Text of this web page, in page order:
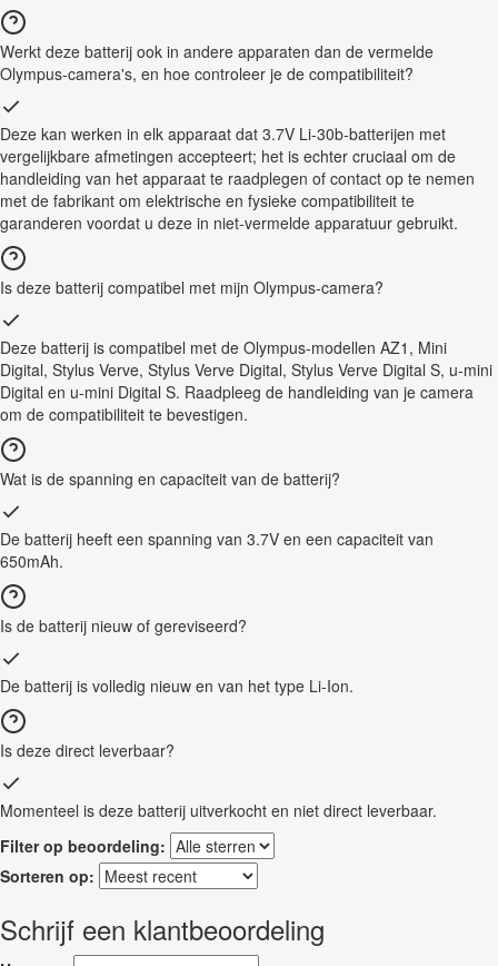
Werkt deze batterij ook in andere apparaten dan de vermelde
Olympus-camera's, en hoe controleer je de compatibiliteit?
Deze kan werken in elk apparaat dat 3.7V Li-30b-batterijen met
vergelijkbare afmetingen accepteert; het is echter cruciaal om de
handleiding van het apparaat te raadplegen of contact op te nemen
met de fabrikant om elektrische en fysieke compatibiliteit te
garanderen voordat u deze in niet-vermelde apparatuur gebruikt.
Is deze batterij compatibel met mijn Olympus-camera?
Deze batterij is compatibel met de Olympus-modellen AZ1, Mini
Digital, Stylus Verve, Stylus Verve Digital, Stylus Verve Digital S, u-mini
Digital en u-mini Digital S. Raadpleeg de handleiding van je camera
om de compatibiliteit te bevestigen.
Wat is de spanning en capaciteit van de batterij?
De batterij heeft een spanning van 3.7V en een capaciteit van
650mAh.
Is de batterij nieuw of gereviseerd?
De batterij is volledig nieuw en van het type Li-Ion.
Is deze direct leverbaar?
Momenteel is deze batterij uitverkocht en niet direct leverbaar.
Filter op beoordeling:
Sorteren op:
Schrijf een klantbeoordeling